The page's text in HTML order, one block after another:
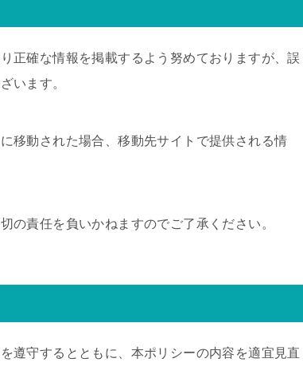
正確な情報を掲載するよう努めておりますが、誤
います。
移動された場合、移動先サイトで提供される情
の責任を負いかねますのでご了承ください。
遵守するとともに、本ポリシーの内容を適宜見直